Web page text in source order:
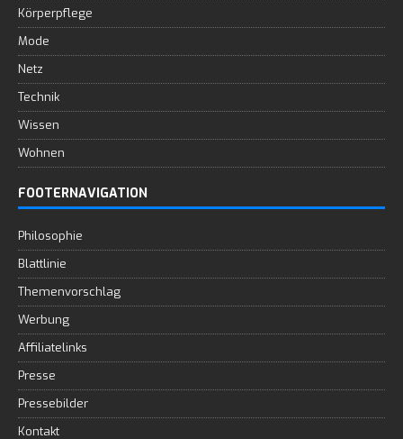
Körperpflege
Mode
Netz
Technik
Wissen
Wohnen
FOOTERNAVIGATION
Philosophie
Blattlinie
Themenvorschlag
Werbung
Affiliatelinks
Presse
Pressebilder
Kontakt